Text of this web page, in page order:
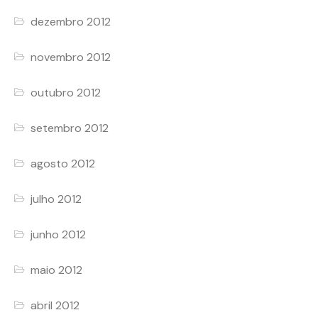
dezembro 2012
novembro 2012
outubro 2012
setembro 2012
agosto 2012
julho 2012
junho 2012
maio 2012
abril 2012